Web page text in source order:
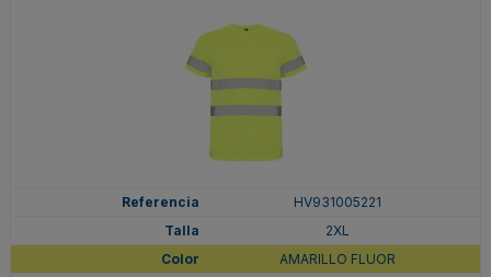
HV931005221
2XL
AMARILLO FLUOR